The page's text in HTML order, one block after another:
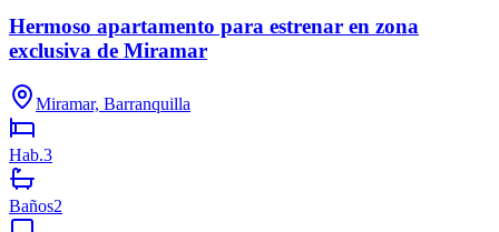
Hermoso apartamento para estrenar en zona
exclusiva de Miramar
Miramar, Barranquilla
Hab.3
Baños2